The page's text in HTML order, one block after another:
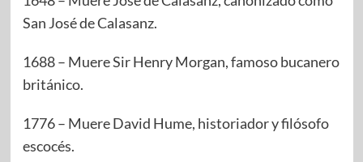
San José de Calasanz.
1688 – Muere Sir Henry Morgan, famoso bucanero
británico.
1776 – Muere David Hume, historiador y filósofo
escocés.